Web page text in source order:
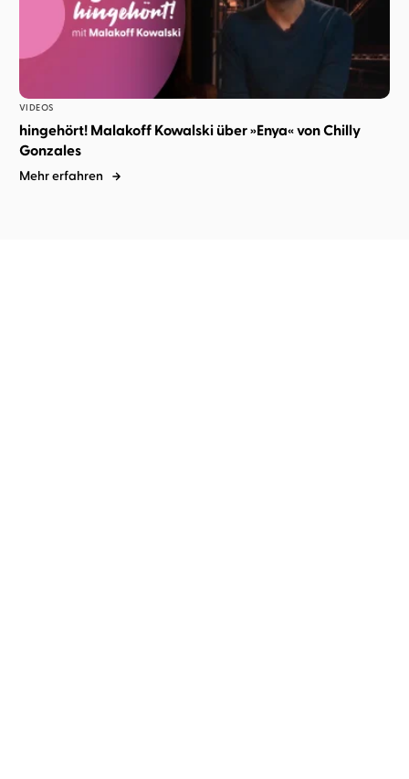
VIDEOS
hingehört! Malakoff Kowalski über »Enya« von Chilly
Gonzales
Mehr erfahren